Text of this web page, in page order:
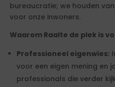
bureaucratie; we houden
voor onze inwoners.
Waarom Raalte de plek is
Professioneel eigenwies:
voor een eigen mening en
professionals die verder